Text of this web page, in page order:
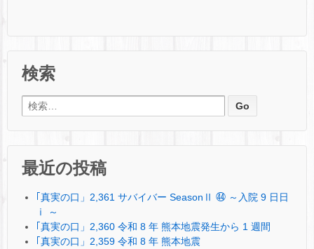
検索
検索:
最近の投稿
｢真実の口」2,361 サバイバー SeasonⅡ ㊹ ～入院 9 日日
ⅰ ～
｢真実の口」2,360 令和 8 年 熊本地震発生から 1 週間
｢真実の口」2,359 令和 8 年 熊本地震